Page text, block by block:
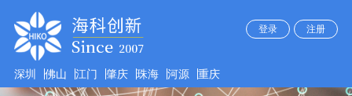
登录 注册
深圳 佛山 江门 肇庆 珠海 河源 重庆